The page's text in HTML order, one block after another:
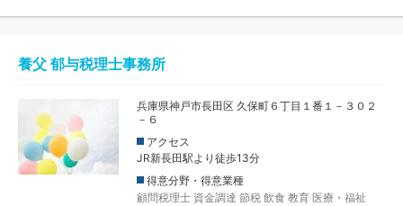
養父 郁与税理士事務所
兵庫県神戸市長田区 久保町６丁目１番１－３０２
－６
アクセス
JR新長田駅より徒歩13分
得意分野・得意業種
顧問税理士 資金調達 節税 飲食 教育 医療・福祉